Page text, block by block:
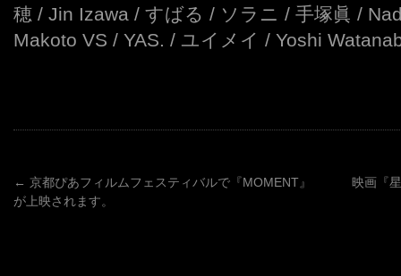
穂 / Jin Izawa / すばる / ソラニ / 手塚眞 /
Makoto VS / YAS. / ユイメイ / Yoshi
← 京都ぴあフィルムフェスティバルで『MOMENT』
が上映されます。
映画『